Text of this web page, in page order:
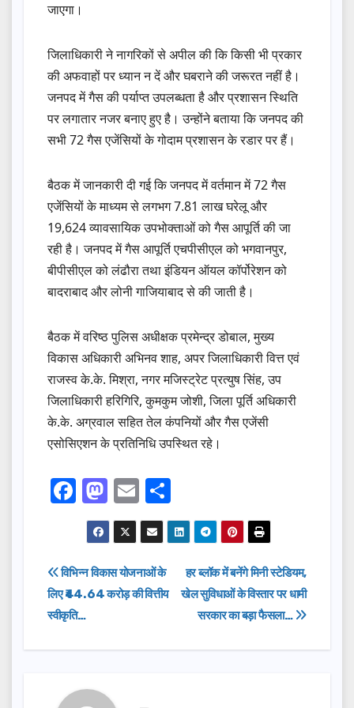
जाएगा।
जिलाधिकारी ने नागरिकों से अपील की कि किसी भी प्रकार
की अफवाहों पर ध्यान न दें और घबराने की जरूरत नहीं है।
जनपद में गैस की पर्याप्त उपलब्धता है और प्रशासन स्थिति
पर लगातार नजर बनाए हुए है। उन्होंने बताया कि जनपद की
सभी 72 गैस एजेंसियों के गोदाम प्रशासन के रडार पर हैं।
बैठक में जानकारी दी गई कि जनपद में वर्तमान में 72 गैस
एजेंसियों के माध्यम से लगभग 7.81 लाख घरेलू और
19,624 व्यावसायिक उपभोक्ताओं को गैस आपूर्ति की जा
रही है। जनपद में गैस आपूर्ति एचपीसीएल को भगवानपुर,
बीपीसीएल को लंढौरा तथा इंडियन ऑयल कॉर्पोरेशन को
बादराबाद और लोनी गाजियाबाद से की जाती है।
बैठक में वरिष्ठ पुलिस अधीक्षक प्रमेन्द्र डोबाल, मुख्य
विकास अधिकारी अभिनव शाह, अपर जिलाधिकारी वित्त एवं
राजस्व के.के. मिश्रा, नगर मजिस्ट्रेट प्रत्युष सिंह, उप
जिलाधिकारी हरिगिरि, कुमकुम जोशी, जिला पूर्ति अधिकारी
के.के. अग्रवाल सहित तेल कंपनियों और गैस एजेंसी
एसोसिएशन के प्रतिनिधि उपस्थित रहे।
F
a
c
e
b
o
o
M
a
st
o
d
n
E
m
ail
h
ar
Post
navigation
हर ब्लॉक में बनेंगे मिनी स्टेडियम,
खेल सुविधाओं के विस्तार पर धामी
सरकार का बड़ा फैसला…
विभिन्न विकास योजनाओं के
लिए ₹44.64 करोड़ की वित्तीय
स्वीकृति…